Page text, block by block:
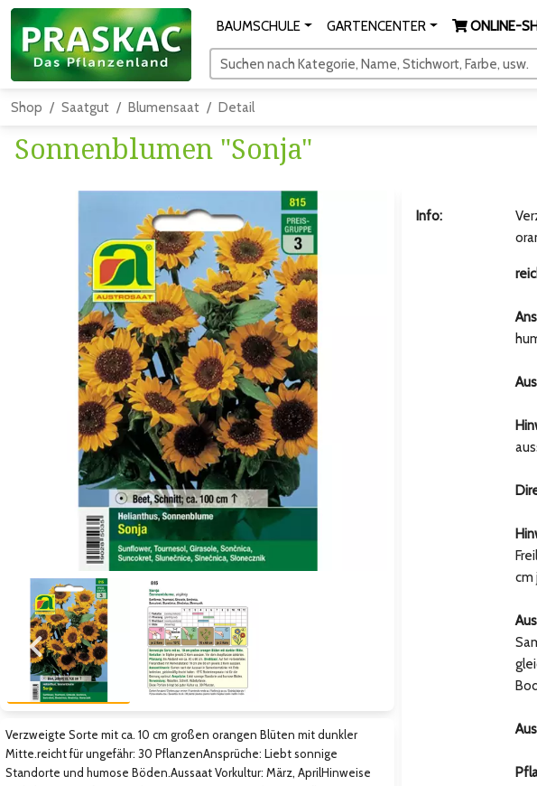
BAUMSCHULE GARTENCENTER ONLINE-
Suchen nach Kategorie, Name, Stichwort, Farbe, usw.
Shop Saatgut Blumensaat Detail
Sonnenblumen "Sonja"
Zum vorigen Bild
Zum vorigen Bild
Verzweigte Sorte mit ca. 10 cm großen orangen Blüten mit dunkler
Mitte.reicht für ungefähr: 30 PflanzenAnsprüche: Liebt sonnige
Standorte und humose Böden.Aussaat Vorkultur: März, AprilHinweise
Info:
cm